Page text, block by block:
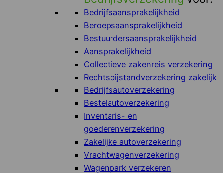
Bedrijfsaansprakelijkheid
Beroepsaansprakelijkheid
Bestuurdersaansprakelijkheid
Aansprakelijkheid
Collectieve zakenreis verzekering
Rechtsbijstandverzekering zakelijk
Bedrijfsautoverzekering
Bestelautoverzekering
Inventaris- en
goederenverzekering
Zakelijke autoverzekering
Vrachtwagenverzekering
Wagenpark verzekeren